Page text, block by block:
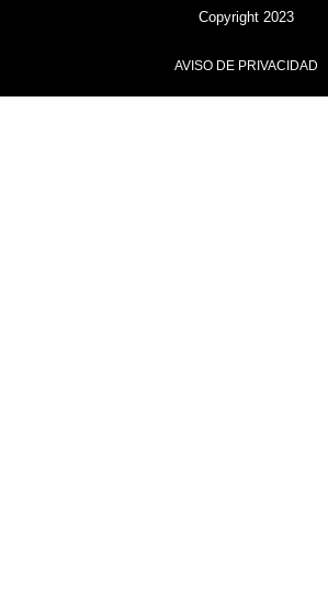
Copyright 2023
AVISO DE PRIVACIDAD